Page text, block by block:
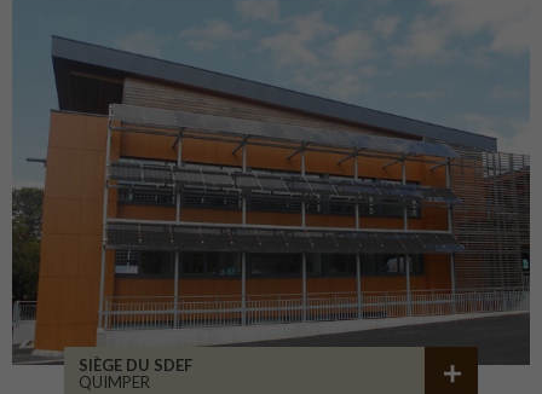
SIÈGE DU SDEF
QUIMPER